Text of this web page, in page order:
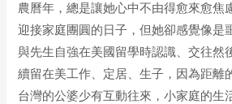
農曆年，總是讓她心中不由得愈來愈焦
迎接家庭團圓的日子，但她卻感覺像是
與先生自強在美國留學時認識、交往然
續留在美工作、定居、生子，因為距離
台灣的公婆少有互動往來，小家庭的生